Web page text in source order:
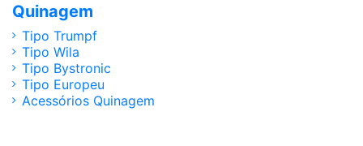
Quinagem
Tipo Trumpf
Tipo Wila
Tipo Bystronic
Tipo Europeu
Acessórios Quinagem